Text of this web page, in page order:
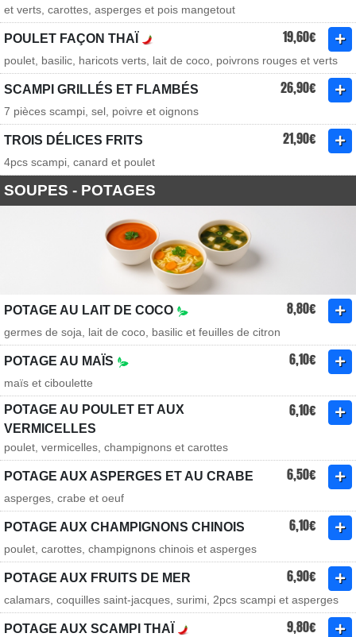
et verts, carottes, asperges et pois mangetout
POULET FAÇON THAÏ 19,60€
poulet, basilic, haricots verts, lait de coco, poivrons rouges et verts
SCAMPI GRILLÉS ET FLAMBÉS 26,90€
7 pièces scampi, sel, poivre et oignons
TROIS DÉLICES FRITS 21,90€
4pcs scampi, canard et poulet
SOUPES - POTAGES
POTAGE AU LAIT DE COCO 8,80€
germes de soja, lait de coco, basilic et feuilles de citron
POTAGE AU MAÏS 6,10€
maïs et ciboulette
POTAGE AU POULET ET AUX
VERMICELLES
6,10€
poulet, vermicelles, champignons et carottes
POTAGE AUX ASPERGES ET AU CRABE 6,50€
asperges, crabe et oeuf
POTAGE AUX CHAMPIGNONS CHINOIS 6,10€
poulet, carottes, champignons chinois et asperges
POTAGE AUX FRUITS DE MER 6,90€
calamars, coquilles saint-jacques, surimi, 2pcs scampi et asperges
POTAGE AUX SCAMPI THAÏ 9,80€